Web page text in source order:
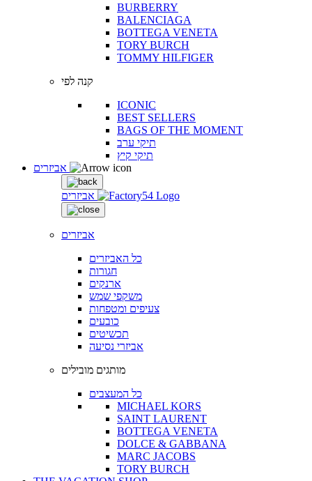
BURBERRY
BALENCIAGA
BOTTEGA VENETA
TORY BURCH
TOMMY HILFIGER
קנה לפי
ICONIC
BEST SELLERS
BAGS OF THE MOMENT
תיקי ערב
תיקי קיץ
אביזרים
אביזרים
כל האביזרים
חגורות
ארנקים
משקפי שמש
צעיפים ומטפחות
כובעים
תכשיטים
אביזרי נסיעה
מותגים מובילים
כל המעצבים
MICHAEL KORS
SAINT LAURENT
BOTTEGA VENETA
DOLCE & GABBANA
MARC JACOBS
TORY BURCH